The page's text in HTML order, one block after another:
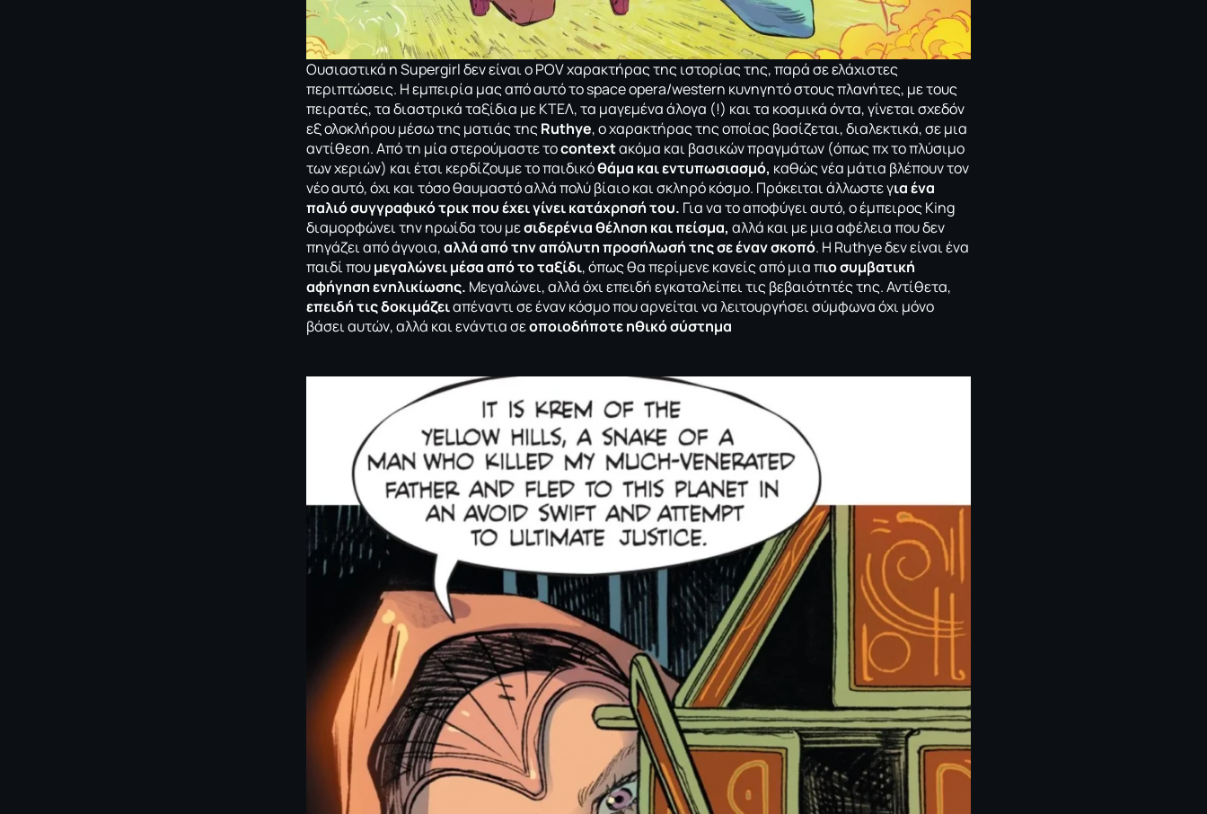
Oυσιαστικά η Supergirl δεν είναι ο POV χαρακτήρας της ιστορίας της, παρά σε ελάχιστες
περιπτώσεις. Η εμπειρία μας από αυτό το space opera/western κυνηγητό στους πλανήτες, με τους
πειρατές, τα διαστρικά ταξίδια με ΚΤΕΛ, τα μαγεμένα άλογα (!) και τα κοσμικά όντα, γίνεται σχεδόν
εξ ολοκλήρου μέσω της ματιάς τηςRuthye, ο χαρακτήρας της οποίας βασίζεται, διαλεκτικά, σε μια
αντίθεση. Από τη μία στερούμαστε τοcontextακόμα και βασικών πραγμάτων (όπως πχ το πλύσιμο
των χεριών) και έτσι κερδίζουμε το παιδικόθάμα και εντυπωσιασμό, καθώς νέα μάτια βλέπουν τον
νέο αυτό, όχι και τόσο θαυμαστό αλλά πολύ βίαιο και σκληρό κόσμο. Πρόκειται άλλωστε για ένα
παλιό συγγραφικό τρικ που έχει γίνει κατάχρησή του. Για να το αποφύγει αυτό, ο έμπειρος Κing
διαμορφώνει την ηρωίδα του μεσιδερένια θέληση και πείσμα, αλλά και με μια αφέλεια που δεν
πηγάζει από άγνοια,αλλά από την απόλυτη προσήλωσή της σε έναν σκοπό. Η Ruthye δεν είναι ένα
παιδί πουμεγαλώνει μέσα από το ταξίδι, όπως θα περίμενε κανείς από μια πιο συμβατική
αφήγηση ενηλικίωσης. Μεγαλώνει, αλλά όχι επειδή εγκαταλείπει τις βεβαιότητές της. Αντίθετα,
επειδή τις δοκιμάζειαπέναντι σε έναν κόσμο που αρνείται να λειτουργήσει σύμφωνα όχι μόνο
βάσει αυτών, αλλά και ενάντια σεοποιοδήποτε ηθικό σύστημα